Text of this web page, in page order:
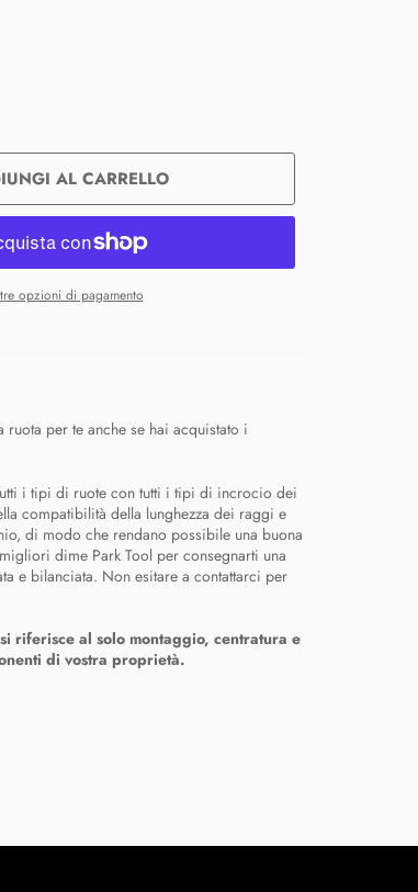
AL CARRELLO
opzioni di pagamento
ruota per te anche se hai acquistato i
i tipi di ruote con tutti i tipi di incrocio dei
compatibilità della lunghezza dei raggi e
di modo che rendano possibile una buona
dime Park Tool per consegnarti una
e bilanciata. Non esitare a contattarci per
riferisce al solo montaggio, centratura e
di vostra proprietà.